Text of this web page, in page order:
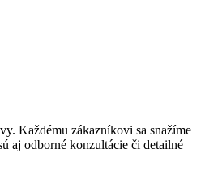
Každému zákazníkovi sa snažíme
aj odborné konzultácie či detailné